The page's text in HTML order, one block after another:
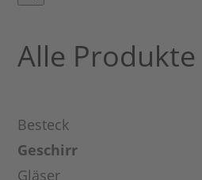
Alle Produkte
Besteck
Geschirr
Gläser